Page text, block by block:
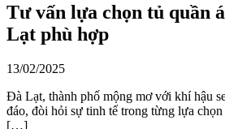
Tư vấn lựa chọn tủ quần
Lạt phù hợp
13/02/2025
Đà Lạt, thành phố mộng mơ với khí hậu
đáo, đòi hỏi sự tinh tế trong từng lựa
[…]